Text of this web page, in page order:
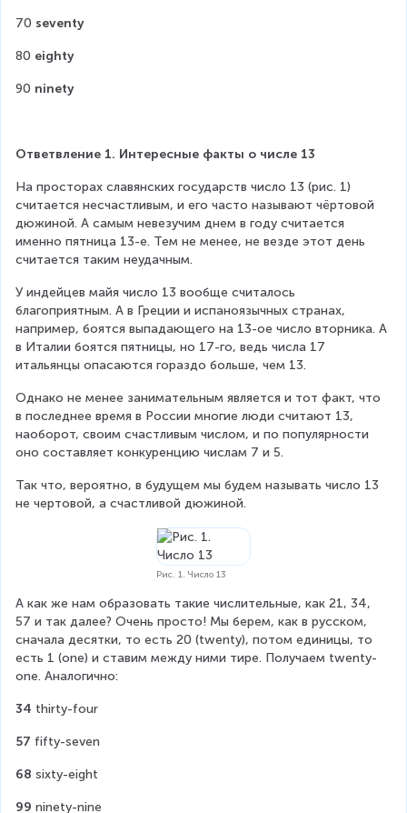
70 seventy
80 eighty
90 ninety
Ответвление 1. Интересные факты о числе 13
На просторах славянских государств число 13 (рис. 1)
считается несчастливым, и его часто называют чёртовой
дюжиной. А самым невезучим днем в году считается
именно пятница 13-е. Тем не менее, не везде этот день
считается таким неудачным.
У индейцев майя число 13 вообще считалось
благоприятным. А в Греции и испаноязычных странах,
например, боятся выпадающего на 13-ое число вторника. А
в Италии боятся пятницы, но 17-го, ведь числа 17
итальянцы опасаются гораздо больше, чем 13.
Однако не менее занимательным является и тот факт, что
в последнее время в России многие люди считают 13,
наоборот, своим счастливым числом, и по популярности
оно составляет конкуренцию числам 7 и 5.
Так что, вероятно, в будущем мы будем называть число 13
не чертовой, а счастливой дюжиной.
Рис. 1. Число 13
А как же нам образовать такие числительные, как 21, 34,
57 и так далее? Очень просто! Мы берем, как в русском,
сначала десятки, то есть 20 (twenty), потом единицы, то
есть 1 (one) и ставим между ними тире. Получаем twenty-
one. Аналогично:
34 thirty-four
57 fifty-seven
68 sixty-eight
99 ninety-nine